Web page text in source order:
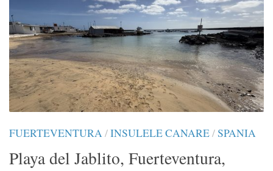
FUERTEVENTURA/INSULELE CANARE/SPANIA
Playa del Jablito, Fuerteventura,